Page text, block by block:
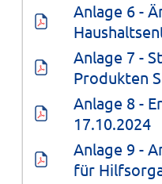
Anlage 6 -
Anlage 7 -
Produkten
Anlage 8 -
17.10.2024
Anlage 9 -
für